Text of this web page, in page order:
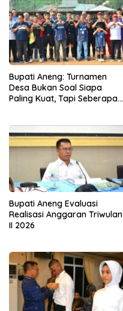
Bupati Aneng: Turnamen
Desa Bukan Soal Siapa
Paling Kuat, Tapi Seberapa
Bupati Aneng Evaluasi
Realisasi Anggaran Triwulan
II 2026